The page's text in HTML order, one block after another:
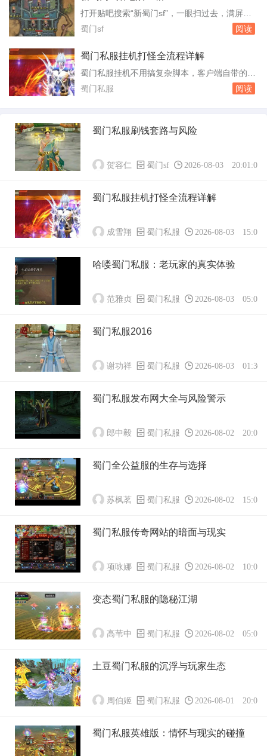
业。许多玩家在这里不仅没体验到游戏乐趣，反
而掉了账号，丢了钱财。私服的架设并不复
打开贴吧搜索“新蜀门sf”，一眼扫过去，满屏
的“开服”“版本”“老玩家回归”。这个吧不长不短的
沉在底部长着青苔，但每天仍有新帖冒出来，像
凸不平，但灯火始终亮着。吧里最常见的一种帖
子，是“新人求助”。发帖的人多半从官网...
蜀门sf 阅读
蜀门私服挂机打怪全流程详解
蜀门私服挂机不用搞复杂脚本，客户端自带的自
动战斗系统已经能把日常刷怪覆盖到位。你只要
游戏里的操作顺序说清楚。进入游戏后先按T键
打开挂机设置面板。技能顺序決定清怪效率，别
群攻，...
蜀门私服 阅读
蜀门私服刷钱套路与风险
贺容仁 蜀门sf 2026-08-03 20:01:01
蜀门私服挂机打怪全流程详解
成雪翔 蜀门私服 2026-08-03
哈喽蜀门私服：老玩家的真实体验
范雅贞 蜀门私服 2026-08-03
蜀门私服2016
谢功祥 蜀门私服 2026-08-03
蜀门私服发布网大全与风险警示
郎中毅 蜀门私服 2026-08-02
蜀门全公益服的生存与选择
苏枫茗 蜀门私服 2026-08-02
蜀门私服传奇网站的暗面与现实
项咏娜 蜀门私服 2026-08-02
变态蜀门私服的隐秘江湖
高苇中 蜀门私服 2026-08-02
土豆蜀门私服的沉浮与玩家生态
周伯姬 蜀门私服 2026-08-01
蜀门私服英雄版：情怀与现实的碰撞